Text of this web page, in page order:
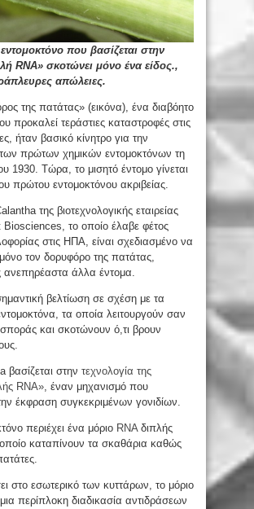
που βασίζεται στην
RNA» σκοτώνει μόνο ένα είδος.,
απώλειες.
της πατάτας» (εικόνα), ένα διαβόητο
προκαλεί τεράστιες καταστροφές στις
ήταν βασικό κίνητρο για την
πρώτων χημικών εντομοκτόνων τη
1930. Τώρα, το μισητό έντομο γίνεται
πρώτου εντομοκτόνου ακριβείας.
της βιοτεχνολογικής εταιρείας
Biosciences, το οποίο έλαβε φέτος
στις ΗΠΑ, είναι σχεδιασμένο να
τον δορυφόρο της πατάτας,
ανεπηρέαστα άλλα έντομα.
βελτίωση σε σχέση με τα
τα οποία λειτουργούν σαν
και σκοτώνουν ό,τι βρουν
βασίζεται στην τεχνολογία της
RNA», έναν μηχανισμό που
έκφραση συγκεκριμένων γονιδίων.
περιέχει ένα μόριο RNAδιπλής
καταπίνουν τα σκαθάρια καθώς
στο εσωτερικό των κυττάρων, το μόριο
περίπλοκη διαδικασία αντιδράσεων